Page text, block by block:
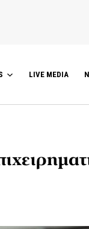
LIVE MEDIA